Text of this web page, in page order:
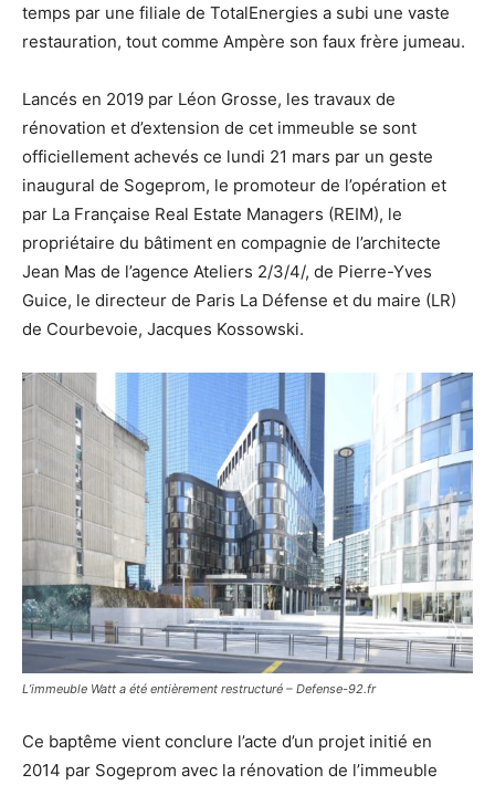
temps par une filiale de TotalEnergies a subi une vaste
restauration, tout comme Ampère son faux frère jumeau.
Lancés en 2019 par Léon Grosse, les travaux de
rénovation et d’extension de cet immeuble se sont
officiellement achevés ce lundi 21 mars par un geste
inaugural de Sogeprom, le promoteur de l’opération et
par La Française Real Estate Managers (REIM), le
propriétaire du bâtiment en compagnie de l’architecte
Jean Mas de l’agence Ateliers 2/3/4/, de Pierre-Yves
Guice, le directeur de Paris La Défense et du maire (LR)
de Courbevoie, Jacques Kossowski.
L’immeuble Watt a été entièrement restructuré – Defense-92.fr
Ce baptême vient conclure l’acte d’un projet initié en
2014 par Sogeprom avec la rénovation de l’immeuble